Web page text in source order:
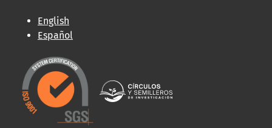
English
Español